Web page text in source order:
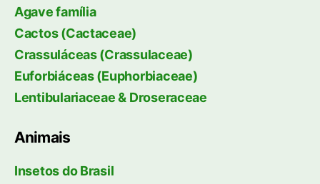
Agave família
Cactos (Cactaceae)
Crassuláceas (Crassulaceae)
Euforbiáceas (Euphorbiaceae)
Lentibulariaceae & Droseraceae
Animais
Insetos do Brasil